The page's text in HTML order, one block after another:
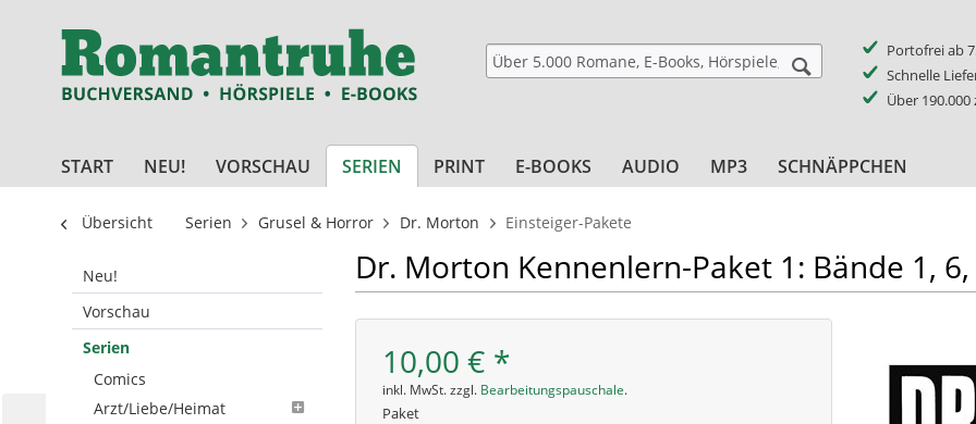
Portofrei ab
Schnelle
Über
START NEU! VORSCHAU SERIEN PRINT E-BOOKS AUDIO MP3 SCHNÄPPCHEN
Übersicht Serien Grusel & Horror Dr. Morton Einsteiger-Pakete
Neu!
Vorschau
Serien
Comics
Arzt/Liebe/Heimat
Dr. Morton Kennenlern-Paket 1: Bände 1,
10,00 € *
inkl. MwSt. zzgl. Bearbeitungspauschale.
Paket